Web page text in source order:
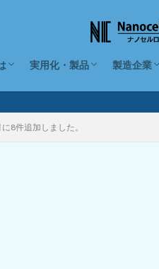
、種類とその特徴
原料と作り方
り扱いとデメリット
水化・ハイドロゲル・エ
国際標準
分でわかる動画
実用化・製品
ナノセルロースの特性
価格と今後の見通し
CNFを使った製品30種（日
CNFを使った化粧品・食品
CNFを混ぜた樹脂複合材料
素材産業での実用化・製品
化学・先端分野での実用化
製造企業
CNFを
形態か
性状か
その他
8件追加しました。